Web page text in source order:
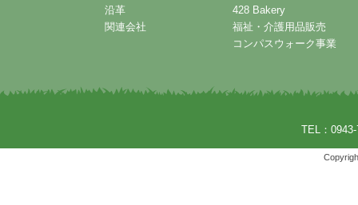
沿革
関連会社
428 Bakery
福祉・介護用品販売
コンパスウォーク事業
TEL：